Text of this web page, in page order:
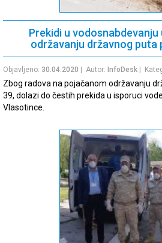
Prekidi u vodosnabdevanju
održavanju državnog puta
Objavljeno: 30.04.2020 | Autor: InfoDesk |
Zbog radova na pojačanom održavanju
39, dolazi do čestih prekida u isporuci
Vlasotince.